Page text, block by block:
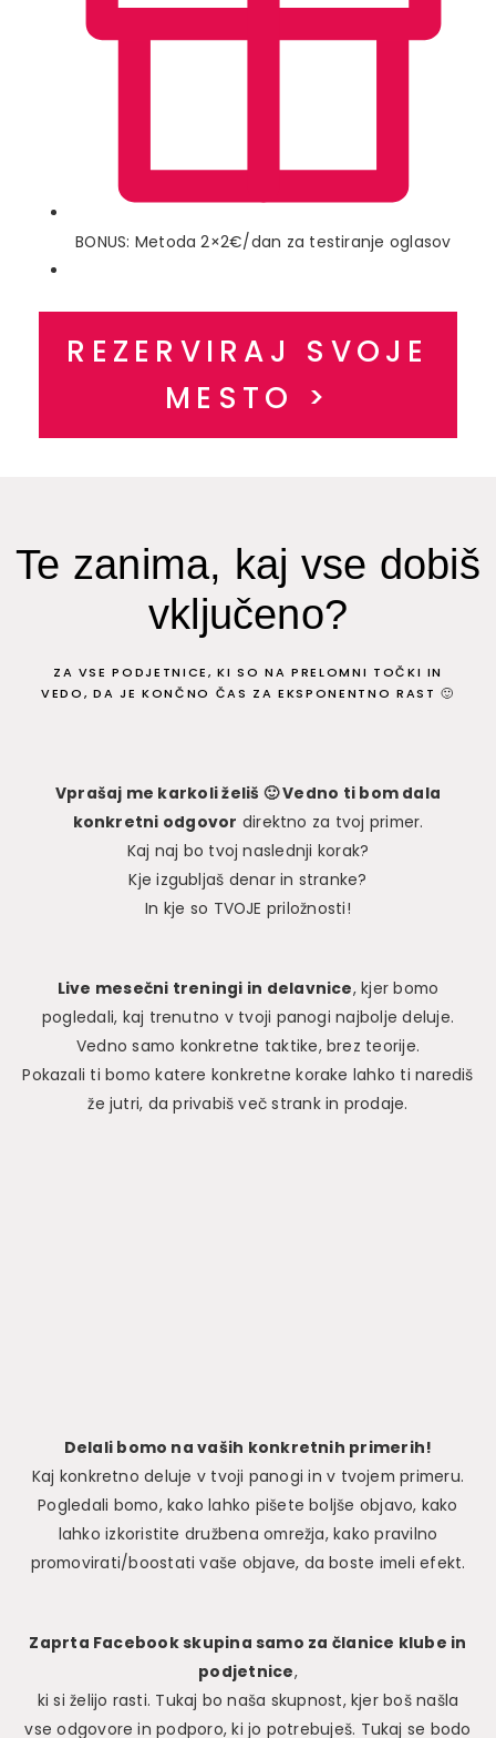
BONUS: Metoda 2×2€/dan za testiranje oglasov
REZERVIRAJ SVOJE
MESTO >
Te zanima, kaj vse dobiš
vključeno?
ZA VSE PODJETNICE, KI SO NA PRELOMNI TOČKI IN
VEDO, DA JE KONČNO ČAS ZA EKSPONENTNO RAST 🙂
Vprašaj me karkoli želiš 🙂 Vedno ti bom dala
konkretni odgovor direktno za tvoj primer.
Kaj naj bo tvoj naslednji korak?
Kje izgubljaš denar in stranke?
In kje so TVOJE priložnosti!
Live mesečni treningi in delavnice, kjer bomo
pogledali, kaj trenutno v tvoji panogi najbolje deluje.
Vedno samo konkretne taktike, brez teorije.
Pokazali ti bomo katere konkretne korake lahko ti narediš
že jutri, da privabiš več strank in prodaje.
Delali bomo na vaših konkretnih primerih!
Kaj konkretno deluje v tvoji panogi in v tvojem primeru.
Pogledali bomo, kako lahko pišete boljše objavo, kako
lahko izkoristite družbena omrežja, kako pravilno
promovirati/boostati vaše objave, da boste imeli efekt.
Zaprta Facebook skupina samo za članice klube in
podjetnice,
ki si želijo rasti. Tukaj bo naša skupnost, kjer boš našla
vse odgovore in podporo, ki jo potrebuješ. Tukaj se bodo